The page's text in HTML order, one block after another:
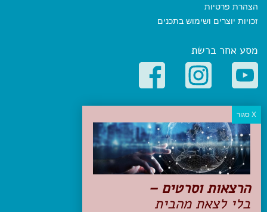
הצהרת פרטיות
זכויות יוצרים ושימוש בתכנים
מסע אחר ברשת
קטגוריות פופולריות
יעדים
טיולים בישראל
מלונות בוטיק בישראל
טיפים והמלצות
הכנות לנסיעה
טיולי ג'יפים
הרצאות וסרטים –
בלי לצאת מהבית